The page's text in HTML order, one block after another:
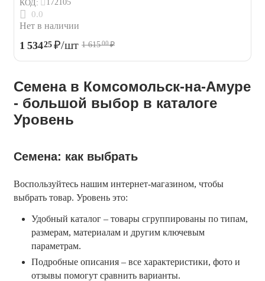
КОД: 172105
0.0
Нет в наличии
1 53425 ₽/шт 1 61500₽
Семена в Комсомольск-на-Амуре
- большой выбор в каталоге
Уровень
Семена: как выбрать
Воспользуйтесь нашим интернет-магазином, чтобы
выбрать товар. Уровень это:
Удобный каталог – товары сгруппированы по типам,
размерам, материалам и другим ключевым
параметрам.
Подробные описания – все характеристики, фото и
отзывы помогут сравнить варианты.